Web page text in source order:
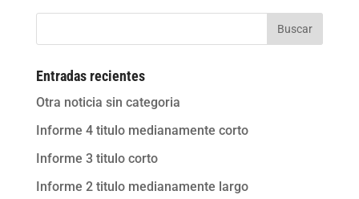
Buscar
Entradas recientes
Otra noticia sin categoria
Informe 4 titulo medianamente corto
Informe 3 titulo corto
Informe 2 titulo medianamente largo